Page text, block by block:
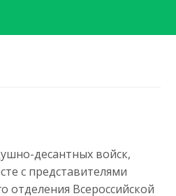
десантных войск,
с представителями
отделения Всероссийской